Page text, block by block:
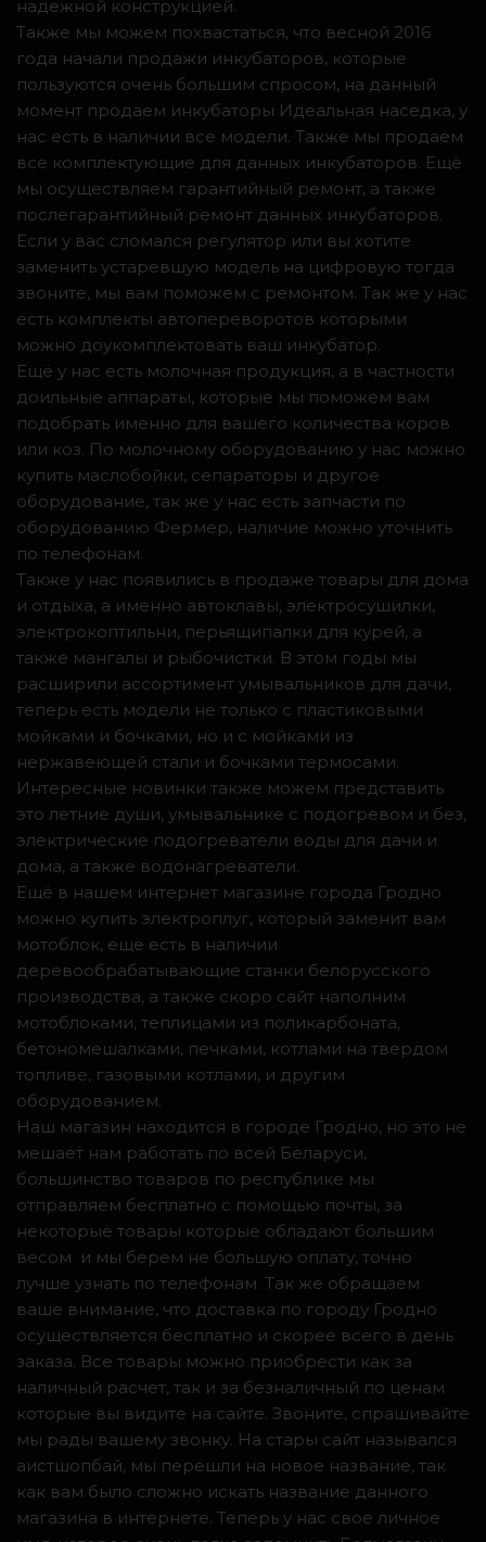
надежной конструкцией.
Также мы можем похвастаться, что весной 2016
года начали продажи инкубаторов, которые
пользуются очень большим спросом, на данный
момент продаем инкубаторы Идеальная наседка, у
нас есть в наличии все модели. Также мы продаем
все комплектующие для данных инкубаторов. Ещё
мы осуществляем гарантийный ремонт, а также
послегарантийный ремонт данных инкубаторов.
Если у вас сломался регулятор или вы хотите
заменить устаревшую модель на цифровую тогда
звоните, мы вам поможем с ремонтом. Так же у нас
есть комплекты автопереворотов которыми
можно доукомплектовать ваш инкубатор.
Ещё у нас есть молочная продукция, а в частности
доильные аппараты, которые мы поможем вам
подобрать именно для вашего количества коров
или коз. По молочному оборудованию у нас можно
купить маслобойки, сепараторы и другое
оборудование, так же у нас есть запчасти по
оборудованию Фермер, наличие можно уточнить
по телефонам.
Также у нас появились в продаже товары для дома
и отдыха, а именно автоклавы, электросушилки,
электрокоптильни, перьящипалки для курей, а
также мангалы и рыбочистки. В этом годы мы
расширили ассортимент умывальников для дачи,
теперь есть модели не только с пластиковыми
мойками и бочками, но и с мойками из
нержавеющей стали и бочками термосами.
Интересные новинки также можем представить
это летние души, умывальнике с подогревом и без,
электрические подогреватели воды для дачи и
дома, а также водонагреватели.
Ещё в нашем интернет магазине города Гродно
можно купить электроплуг, который заменит вам
мотоблок, ещё есть в наличии
деревообрабатывающие станки белорусского
производства, а также скоро сайт наполним
мотоблоками, теплицами из поликарбоната,
бетономешалками, печками, котлами на твердом
топливе, газовыми котлами, и другим
оборудованием.
Наш магазин находится в городе Гродно, но это не
мешает нам работать по всей Беларуси,
большинство товаров по республике мы
отправляем бесплатно с помощью почты, за
некоторые товары которые обладают большим
весом и мы берем не большую оплату, точно
лучше узнать по телефонам. Так же обращаем
ваше внимание, что доставка по городу Гродно
осуществляется бесплатно и скорее всего в день
заказа. Все товары можно приобрести как за
наличный расчет, так и за безналичный по ценам
которые вы видите на сайте. Звоните, спрашивайте
мы рады вашему звонку. На стары сайт назывался
аистшопбай, мы перешли на новое название, так
как вам было сложно искать название данного
магазина в интернете. Теперь у нас свое личное